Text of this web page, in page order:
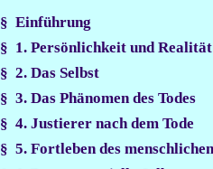
§ Einführung
§ 1. Persönlichkeit und Realität
§ 2. Das Selbst
§ 3. Das Phänomen des Todes
§ 4. Justierer nach dem Tode
§ 5. Fortleben des